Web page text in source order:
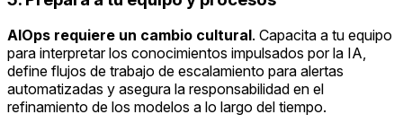
AIOps requiere un cambio cultural. Capacita a tu equipo
para interpretar los conocimientos impulsados por la IA,
define flujos de trabajo de escalamiento para alertas
automatizadas y asegura la responsabilidad en el
refinamiento de los modelos a lo largo del tiempo.